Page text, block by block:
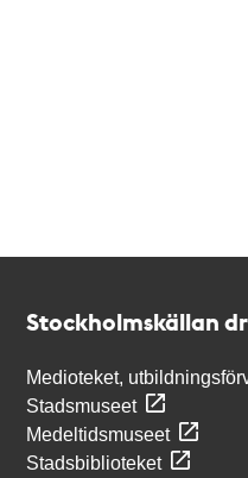
Stockholmskällan
Medioteket,
Stadsmuseet
Medeltidsmuseet
Stadsbiblioteket